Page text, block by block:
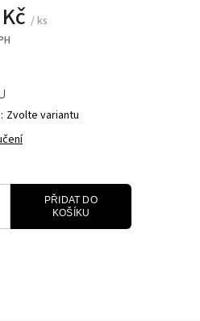
/ ks
Zvolte variantu
PŘIDAT DO
KOŠÍKU